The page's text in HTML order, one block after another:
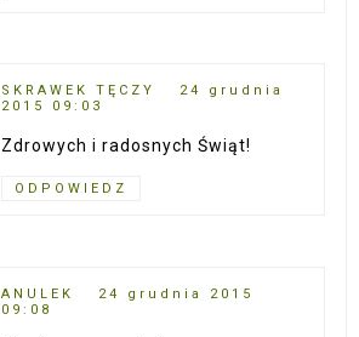
SKRAWEK TĘCZY
24 grudnia
2015 09:03
Zdrowych i radosnych Świąt!
ODPOWIEDZ
ANULEK
24 grudnia 2015
09:08